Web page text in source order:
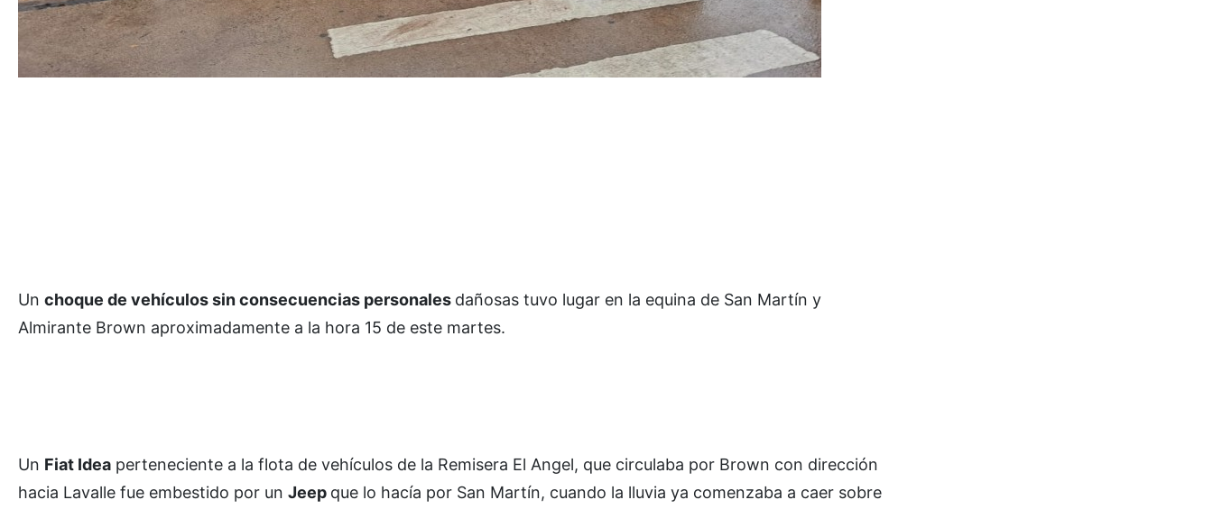
Un choque de vehículos sin consecuencias personales dañosas tuvo lugar en la equina de San Martín y
Almirante Brown aproximadamente a la hora 15 de este martes.
Un Fiat Idea perteneciente a la flota de vehículos de la Remisera El Angel, que circulaba por Brown con dirección
hacia Lavalle fue embestido por un Jeep que lo hacía por San Martín, cuando la lluvia ya comenzaba a caer sobre